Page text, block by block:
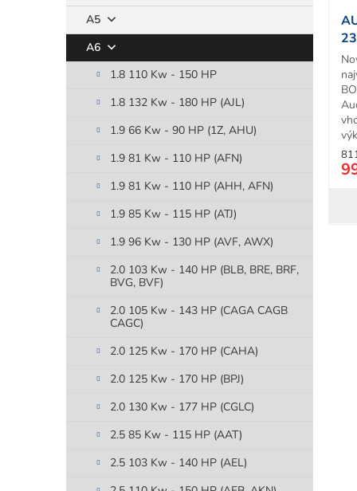
A5
A6
1.8 110 Kw - 150 HP
1.8 132 Kw - 180 HP (AJL)
1.9 66 Kw - 90 HP (1Z, AHU)
1.9 81 Kw - 110 HP (AFN)
1.9 81 Kw - 110 HP (AHH, AFN)
1.9 85 Kw - 115 HP (ATJ)
1.9 96 Kw - 130 HP (AVF, AWX)
2.0 103 Kw - 140 HP (BLB, BRE, BRF,
BVG, BVF)
2.0 105 Kw - 143 HP (CAGA CAGB
CAGC)
2.0 125 Kw - 170 HP (CAHA)
2.0 125 Kw - 170 HP (BPJ)
2.0 130 Kw - 177 HP (CGLC)
2.5 85 Kw - 115 HP (AAT)
2.5 103 Kw - 140 HP (AEL)